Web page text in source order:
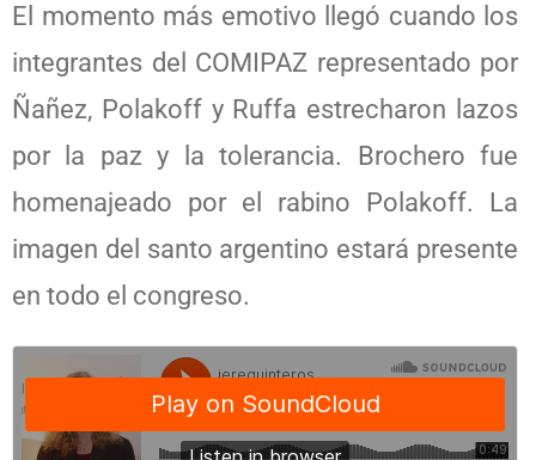
El momento más emotivo llegó cuando los
integrantes del COMIPAZ representado por
Ñañez, Polakoff y Ruffa estrecharon lazos
por la paz y la tolerancia. Brochero fue
homenajeado por el rabino Polakoff. La
imagen del santo argentino estará presente
en todo el congreso.